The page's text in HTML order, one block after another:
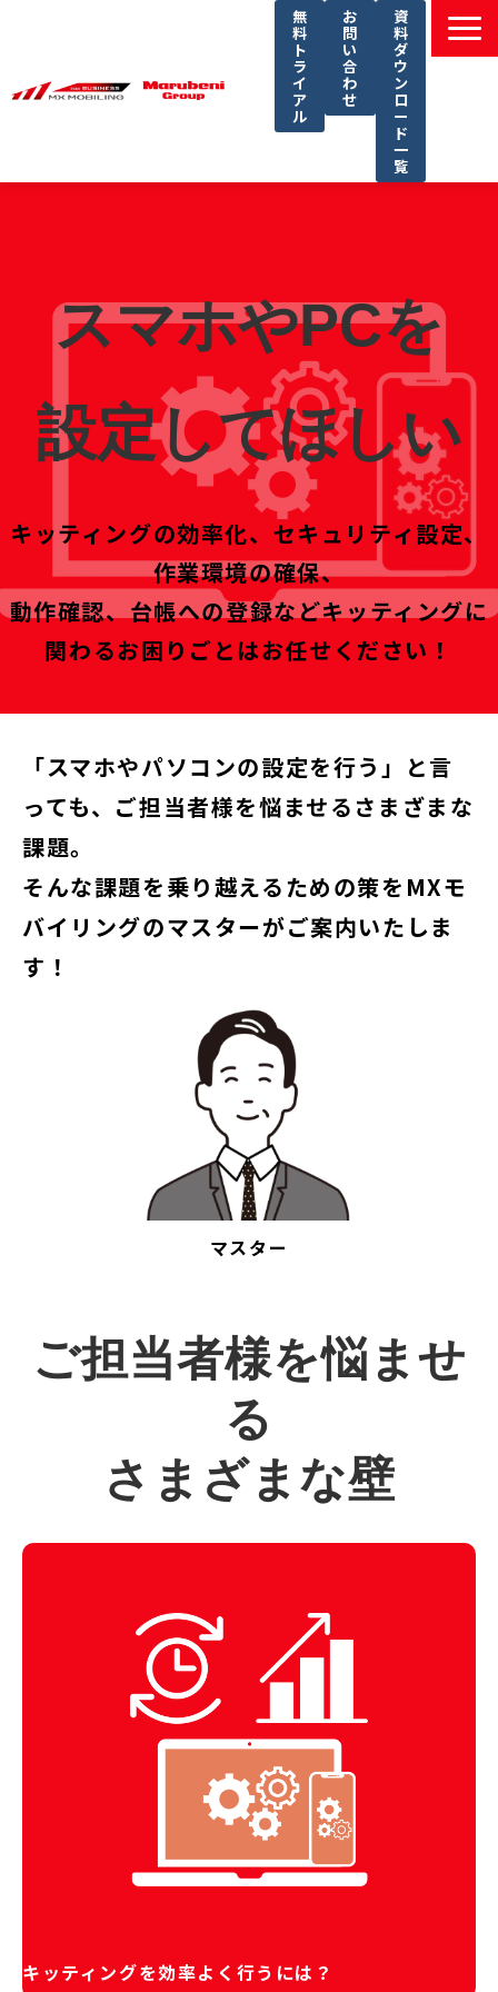
無
料
ト
ラ
イ
ア
ル
お
問
い
合
わ
せ
資
料
ダ
ウ
ン
ロ
ー
ド
一
覧
導入事例
セミナー
コラム
よくあるご質問
スマホやPCを
設定してほしい
キッティングの効率化、セキュリティ設定、
作業環境の確保、
動作確認、台帳への登録などキッティングに
関わるお困りごとはお任せください！
「スマホやパソコンの設定を行う」と言
っても、ご担当者様を悩ませるさまざまな
課題。
そんな課題を乗り越えるための策をMXモ
バイリングのマスターがご案内いたしま
す！
マスター
ご担当者様を悩ませ
る
さまざまな壁
キッティングを効率よく行うには？